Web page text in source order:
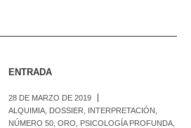
ENTRADA
28 DE MARZO DE 2019
ALQUIMIA DOSSIER INTERPRETACIÓN
NÚMERO 50 ,ORO PSICOLOGÍA PROFUNDA